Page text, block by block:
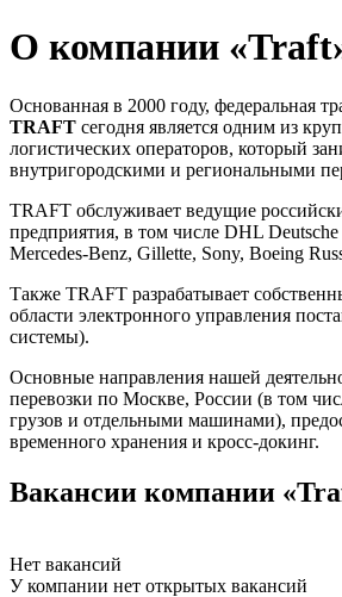
О компании
Основанная в 2000 году, федеральная
TRAFT сегодня является одним из
логистических операторов, который
внутригородскими и региональными
TRAFT обслуживает ведущие
предприятия, в том числе DHL
Mercedes-Benz, Gillette, Sony, Boeing
Также TRAFT разрабатывает
области электронного управления
системы).
Основные направления нашей
перевозки по Москве, России (в том
грузов и отдельными машинами),
временного хранения и кросс-докинг.
Вакансии компании
Нет вакансий
У компании нет открытых вакансий